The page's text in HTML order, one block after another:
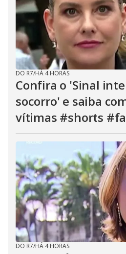
DO R7/HÁ 4 HORAS
Confira o 'Sinal
socorro' e saiba
vítimas #shorts
DO R7/HÁ 4 HORAS